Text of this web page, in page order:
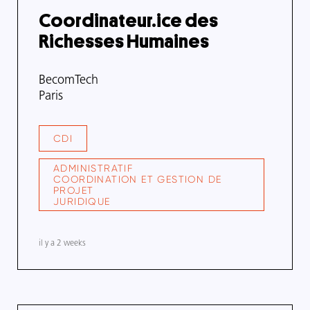
Coordinateur.ice des
Richesses Humaines
Nom
de
BecomTech
Adresse
l'organisme
Paris
TYPE
DE
CONTRAT
CDI
DOMAINE
ADMINISTRATIF
COORDINATION ET GESTION DE
PROJET
JURIDIQUE
mise
il y a 2 weeks